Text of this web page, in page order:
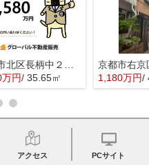
円/ 35.65㎡ 1,180万円/
アクセス PCサイト